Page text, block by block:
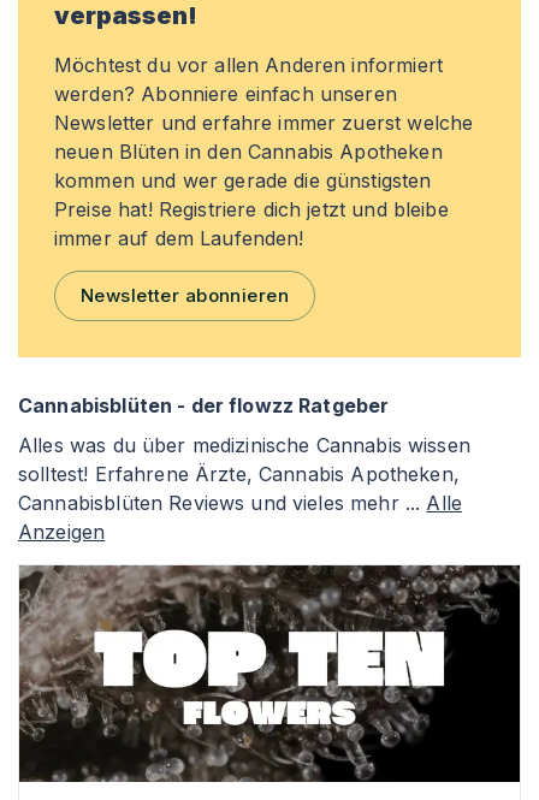
verpassen!
Möchtest du vor allen Anderen informiert
werden? Abonniere einfach unseren
Newsletter und erfahre immer zuerst welche
neuen Blüten in den Cannabis Apotheken
kommen und wer gerade die günstigsten
Preise hat! Registriere dich jetzt und bleibe
immer auf dem Laufenden!
Newsletter abonnieren
Cannabisblüten - der flowzz Ratgeber
Alles was du über medizinische Cannabis wissen
solltest! Erfahrene Ärzte, Cannabis Apotheken,
Cannabisblüten Reviews und vieles mehr ... Alle
Anzeigen